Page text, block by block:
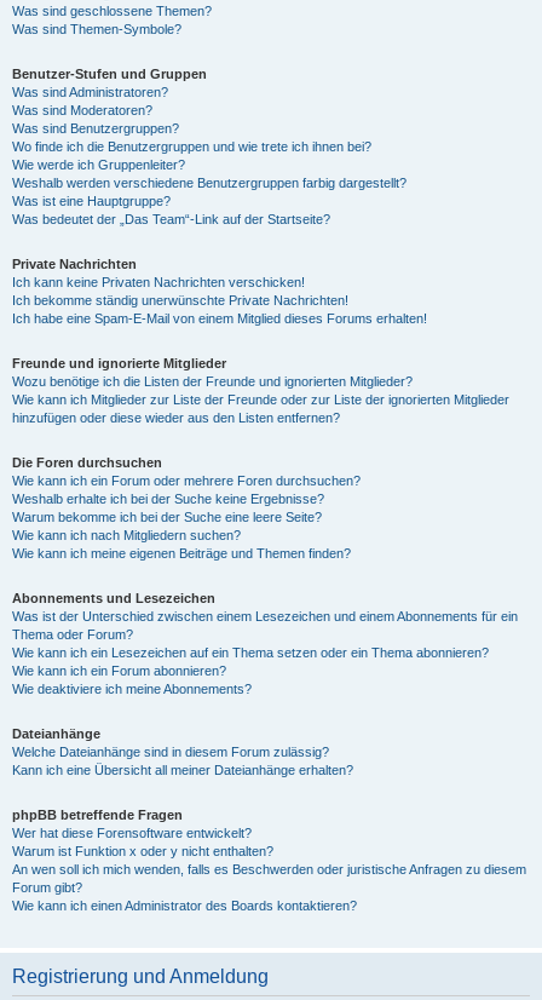
Was sind geschlossene Themen?
Was sind Themen-Symbole?
Benutzer-Stufen und Gruppen
Was sind Administratoren?
Was sind Moderatoren?
Was sind Benutzergruppen?
Wo finde ich die Benutzergruppen und wie trete ich ihnen bei?
Wie werde ich Gruppenleiter?
Weshalb werden verschiedene Benutzergruppen farbig dargestellt?
Was ist eine Hauptgruppe?
Was bedeutet der „Das Team“-Link auf der Startseite?
Private Nachrichten
Ich kann keine Privaten Nachrichten verschicken!
Ich bekomme ständig unerwünschte Private Nachrichten!
Ich habe eine Spam-E-Mail von einem Mitglied dieses Forums erhalten!
Freunde und ignorierte Mitglieder
Wozu benötige ich die Listen der Freunde und ignorierten Mitglieder?
Wie kann ich Mitglieder zur Liste der Freunde oder zur Liste der ignorierten Mitglieder
hinzufügen oder diese wieder aus den Listen entfernen?
Die Foren durchsuchen
Wie kann ich ein Forum oder mehrere Foren durchsuchen?
Weshalb erhalte ich bei der Suche keine Ergebnisse?
Warum bekomme ich bei der Suche eine leere Seite?
Wie kann ich nach Mitgliedern suchen?
Wie kann ich meine eigenen Beiträge und Themen finden?
Abonnements und Lesezeichen
Was ist der Unterschied zwischen einem Lesezeichen und einem Abonnements für ein
Thema oder Forum?
Wie kann ich ein Lesezeichen auf ein Thema setzen oder ein Thema abonnieren?
Wie kann ich ein Forum abonnieren?
Wie deaktiviere ich meine Abonnements?
Dateianhänge
Welche Dateianhänge sind in diesem Forum zulässig?
Kann ich eine Übersicht all meiner Dateianhänge erhalten?
phpBB betreffende Fragen
Wer hat diese Forensoftware entwickelt?
Warum ist Funktion x oder y nicht enthalten?
An wen soll ich mich wenden, falls es Beschwerden oder juristische Anfragen zu diesem
Forum gibt?
Wie kann ich einen Administrator des Boards kontaktieren?
Registrierung und Anmeldung